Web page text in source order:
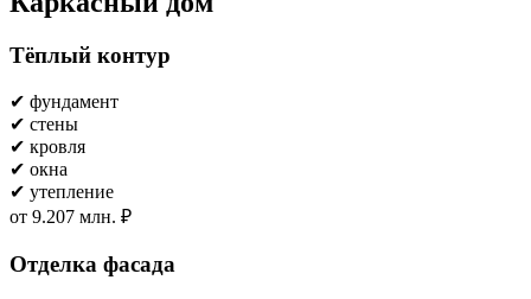
Тёплый контур
✔ фундамент
✔ стены
✔ кровля
✔ окна
✔ утепление
от 9.207 млн. ₽
Отделка фасада